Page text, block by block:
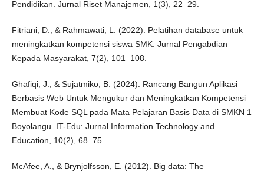
Pendidikan. Jurnal Riset Manajemen, 1(3), 22–29.
Fitriani, D., & Rahmawati, L. (2022). Pelatihan database untuk
meningkatkan kompetensi siswa SMK. Jurnal Pengabdian
Kepada Masyarakat, 7(2), 101–108.
Ghafiqi, J., & Sujatmiko, B. (2024). Rancang Bangun Aplikasi
Berbasis Web Untuk Mengukur dan Meningkatkan Kompetensi
Membuat Kode SQL pada Mata Pelajaran Basis Data di SMKN 1
Boyolangu. IT-Edu: Jurnal Information Technology and
Education, 10(2), 68–75.
McAfee, A., & Brynjolfsson, E. (2012). Big data: The